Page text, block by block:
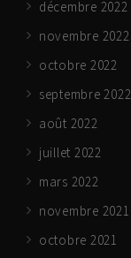
décembre 2022
novembre 2022
octobre 2022
septembre 2022
août 2022
juillet 2022
mars 2022
novembre 2021
octobre 2021